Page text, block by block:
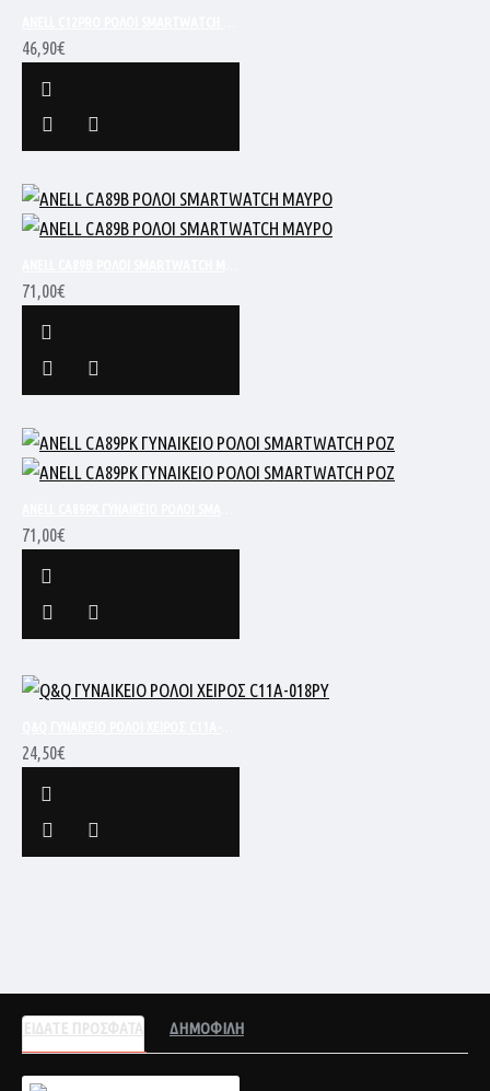
46,90€
71,00€
71,00€
24,50€
ΕΙΔΑΤΕ ΠΡΟΣΦΑΤΑ ΔΗΜΟΦΙΛΗ